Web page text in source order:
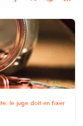
le juge doit en fixer